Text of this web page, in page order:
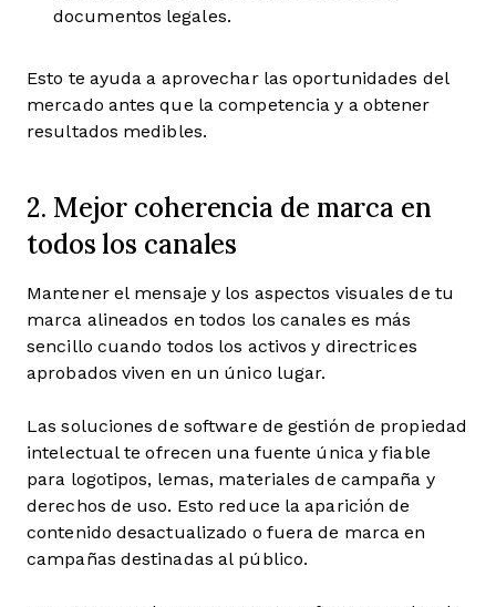
documentos legales.
Esto te ayuda a aprovechar las oportunidades del
mercado antes que la competencia y a obtener
resultados medibles.
2. Mejor coherencia de marca en
todos los canales
Mantener el mensaje y los aspectos visuales de tu
marca alineados en todos los canales es más
sencillo cuando todos los activos y directrices
aprobados viven en un único lugar.
Las soluciones de software de gestión de propiedad
intelectual te ofrecen una fuente única y fiable
para logotipos, lemas, materiales de campaña y
derechos de uso. Esto reduce la aparición de
contenido desactualizado o fuera de marca en
campañas destinadas al público.